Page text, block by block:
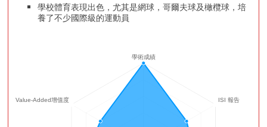
學校體育表現出色，尤其是網球，哥爾夫球及橄欖球，培
養了不少國際級的運動員